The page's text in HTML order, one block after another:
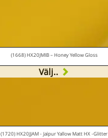
(1668) HX20JMIB – Honey Yellow Gloss
Välj..
(1720) HX20JJAM - Jaïpur Yallow Matt HX -Glitter